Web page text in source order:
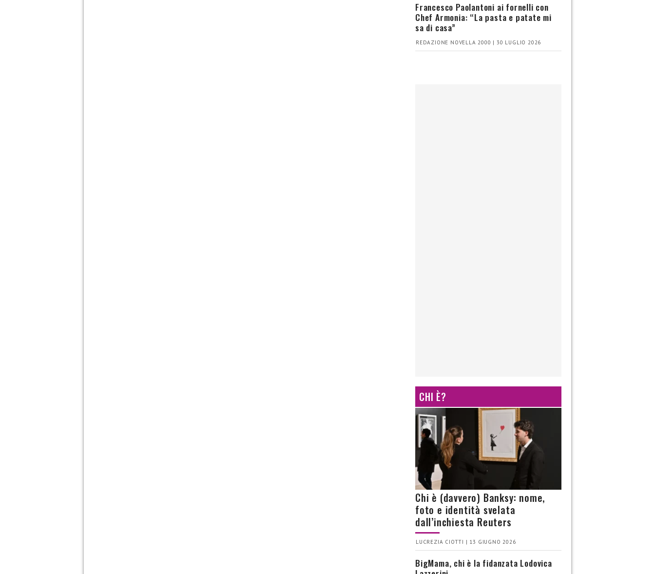
Francesco Paolantoni ai fornelli con
Chef Armonia: “La pasta e patate mi
sa di casa”
REDAZIONE NOVELLA 2000 | 30 LUGLIO 2026
CHI È?
Chi è (davvero) Banksy: nome,
foto e identità svelata
dall’inchiesta Reuters
LUCREZIA CIOTTI | 13 GIUGNO 2026
BigMama, chi è la fidanzata Lodovica